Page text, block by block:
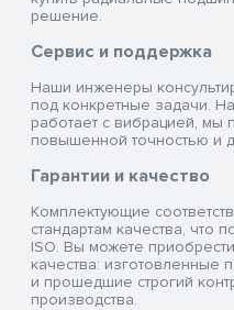
решение.
Сервис и поддержка
Наши инженеры
под конкретные задачи.
работает с вибрацией, мы
повышенной точностью и
Гарантии и качество
Комплектующие
стандартам качества, что
ISO. Вы можете
качества: изготовленные
и прошедшие строгий
производства.